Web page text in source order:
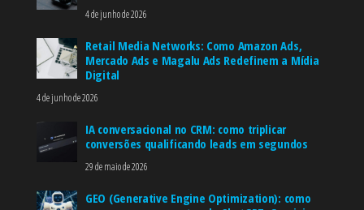
4 de junho de 2026
Retail Media Networks: Como Amazon Ads,
Mercado Ads e Magalu Ads Redefinem a Mídia
Digital
4 de junho de 2026
IA conversacional no CRM: como triplicar
conversões qualificando leads em segundos
29 de maio de 2026
GEO (Generative Engine Optimization): como